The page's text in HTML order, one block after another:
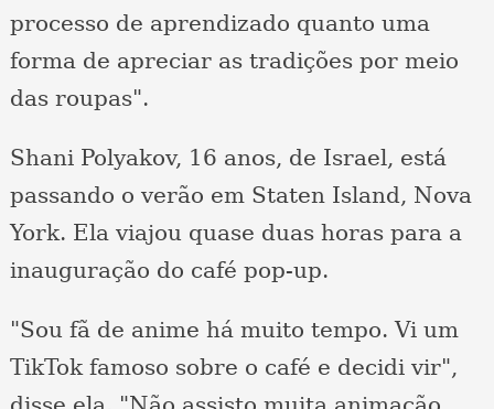
processo de aprendizado quanto uma
forma de apreciar as tradições por meio
das roupas".
Shani Polyakov, 16 anos, de Israel, está
passando o verão em Staten Island, Nova
York. Ela viajou quase duas horas para a
inauguração do café pop-up.
"Sou fã de anime há muito tempo. Vi um
TikTok famoso sobre o café e decidi vir",